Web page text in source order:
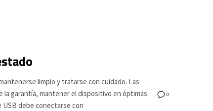
0
limpio y tratarse con cuidado. Las
garantía, mantener el dispositivo en óptimas
USB debe conectarse con